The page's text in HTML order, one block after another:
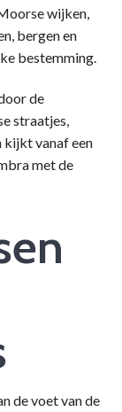
wijken,
bergen en
bestemming.
de
straatjes,
kijkt vanaf een
met de
de voet van de